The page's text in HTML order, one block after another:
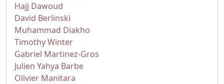
Hajj Dawoud
David Berlinski
Muhammad Diakho
Timothy Winter
Gabriel Martinez-Gros
Julien Yahya Barbe
Olivier Manitara